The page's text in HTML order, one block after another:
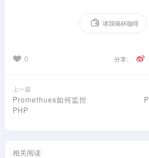
请我喝杯咖啡
0 分享:
上一篇
Promethues如何监控
PHP
相关阅读